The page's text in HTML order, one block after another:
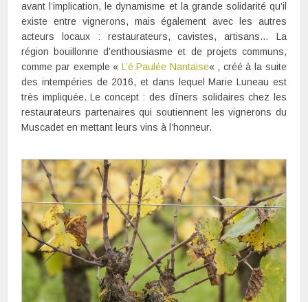
avant l’implication, le dynamisme et la grande solidarité qu’il
existe entre vignerons, mais également avec les autres
acteurs locaux : restaurateurs, cavistes, artisans… La
région bouillonne d’enthousiasme et de projets communs,
comme par exemple « L’é.Paulée Nantaise« , créé à la suite
des intempéries de 2016, et dans lequel Marie Luneau est
très impliquée. Le concept : des dîners solidaires chez les
restaurateurs partenaires qui soutiennent les vignerons du
Muscadet en mettant leurs vins à l’honneur.